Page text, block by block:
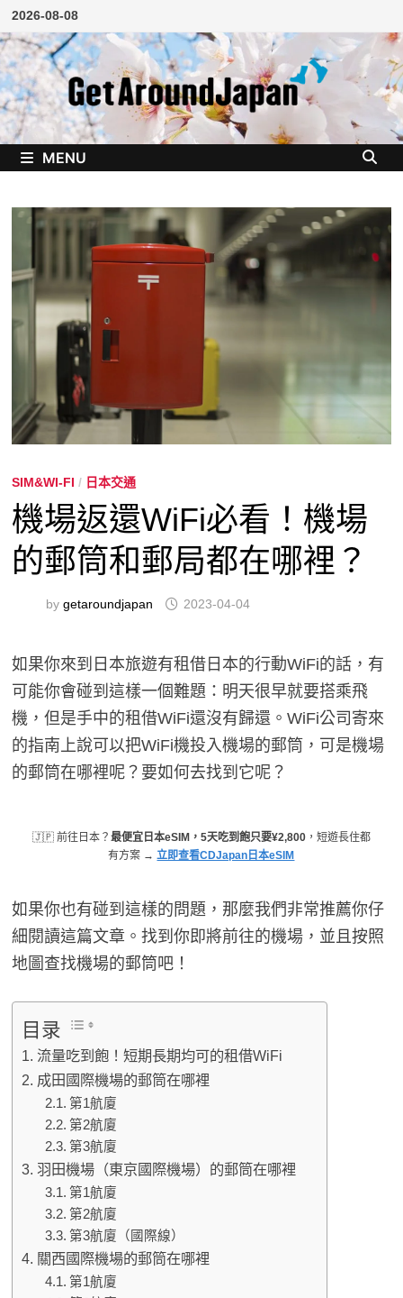
Skip
to
content
2026-08-08
MENU
SIM&WI-FI / 日本交通
機場返還WiFi必看！機場
的郵筒和郵局都在哪裡？
bygetaroundjapan 2023-04-04
如果你來到日本旅遊有租借日本的行動WiFi的話，有
可能你會碰到這樣一個難題：明天很早就要搭乘飛
機，但是手中的租借WiFi還沒有歸還。WiFi公司寄來
的指南上說可以把WiFi機投入機場的郵筒，可是機場
的郵筒在哪裡呢？要如何去找到它呢？
🇯🇵 前往日本？ 最便宜日本eSIM，5天吃到飽只要¥2,800，短遊長住都
有方案 →立即查看CDJapan日本eSIM
如果你也有碰到這樣的問題，那麼我們非常推薦你仔
細閱讀這篇文章。找到你即將前往的機場，並且按照
地圖查找機場的郵筒吧！
目录
流量吃到飽！短期長期均可的租借WiFi
成田國際機場的郵筒在哪裡
第1航廈
第2航廈
第3航廈
羽田機場（東京國際機場）的郵筒在哪裡
第1航廈
第2航廈
第3航廈（國際線）
關西國際機場的郵筒在哪裡
第1航廈